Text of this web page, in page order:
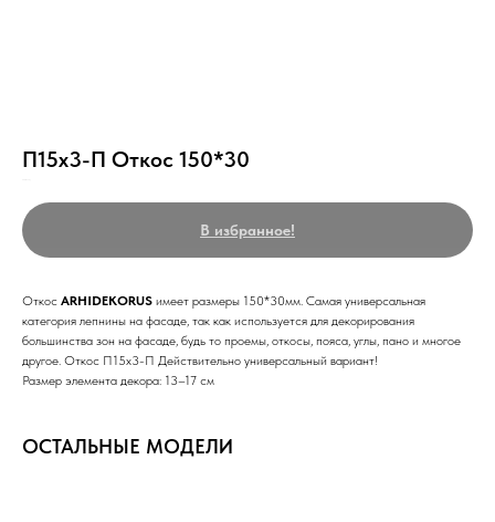
П15х3-П Откос 150*30
В избранное!
Откос ARHIDEKORUS имеет размеры 150*30мм. Самая универсальная
категория лепнины на фасаде, так как используется для декорирования
большинства зон на фасаде, будь то проемы, откосы, пояса, углы, пано и многое
другое. Откос П15х3-П Действительно универсальный вариант!
Размер элемента декора: 13–17 см
ОСТАЛЬНЫЕ МОДЕЛИ